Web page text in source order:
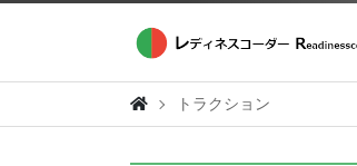
トラクション